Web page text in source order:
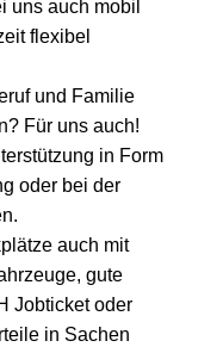
uns auch mobil
flexibel
und Familie
Für uns auch!
in Form
oder bei der
auch mit
gute
Jobticket oder
in Sachen